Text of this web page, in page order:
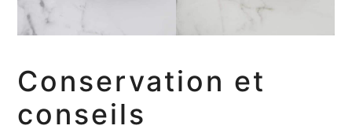
Conservation et
conseils